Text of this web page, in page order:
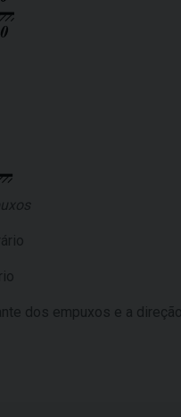
dos empuxos e a